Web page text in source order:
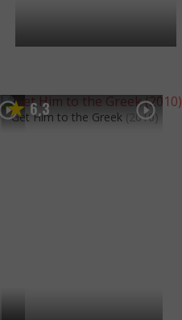
6,3
Get Him to the Greek (2010)